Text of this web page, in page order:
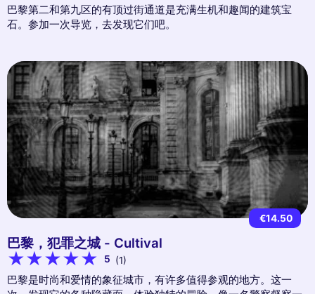
巴黎第二和第九区的有顶过街通道是充满生机和趣闻的建筑宝
石。参加一次导览，去发现它们吧。
€14.50
巴黎，犯罪之城 - Cultival
5 (1)
巴黎是时尚和爱情的象征城市，有许多值得参观的地方。这一